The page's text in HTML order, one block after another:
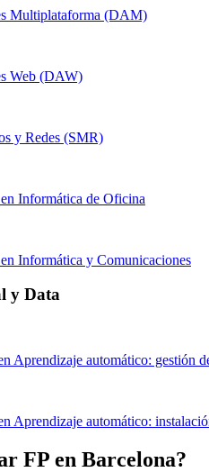
Multiplataforma (DAM)
Web (DAW)
y Redes (SMR)
Informática de Oficina
Informática y Comunicaciones
y Data
Aprendizaje automático: gestión
Aprendizaje automático:
FP en Barcelona?